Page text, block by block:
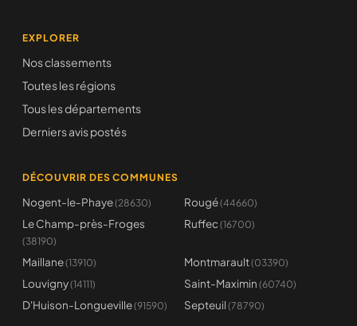
EXPLORER
Nos classements
Toutes les régions
Tous les départements
Derniers avis postés
DÉCOUVRIR DES COMMUNES
Nogent-le-Phaye(28630) Rougé(44660)
Le Champ-près-Froges
(38190)
Ruffec (16700)
Maillane(13910) Montmarault(03390)
Louvigny(14111) Saint-Maximin (60740)
D'Huison-Longueville(91590) Septeuil (78790)